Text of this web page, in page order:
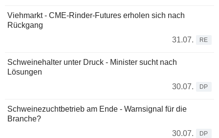
Viehmarkt - CME-Rinder-Futures erholen sich nach
Rückgang
31.07.
RE
Schweinehalter unter Druck - Minister sucht nach
Lösungen
30.07.
DP
Schweinezuchtbetrieb am Ende - Warnsignal für die
Branche?
30.07.
DP